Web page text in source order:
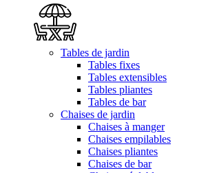
Tables de jardin
Tables fixes
Tables extensibles
Tables pliantes
Tables de bar
Chaises de jardin
Chaises à manger
Chaises empilables
Chaises pliantes
Chaises de bar